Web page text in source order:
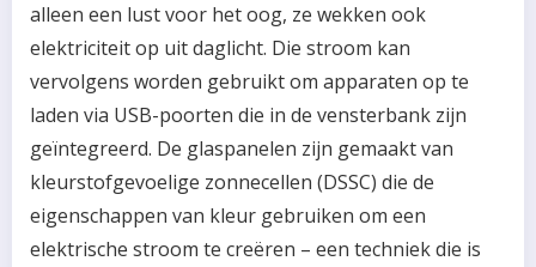
alleen een lust voor het oog, ze wekken ook
elektriciteit op uit daglicht. Die stroom kan
vervolgens worden gebruikt om apparaten op te
laden via USB-poorten die in de vensterbank zijn
geïntegreerd. De glaspanelen zijn gemaakt van
kleurstofgevoelige zonnecellen (DSSC) die de
eigenschappen van kleur gebruiken om een
elektrische stroom te creëren – een techniek die is